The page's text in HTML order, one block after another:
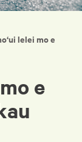
lelei mo e
e